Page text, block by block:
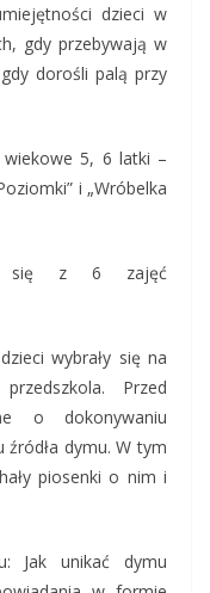
dzieci w
gdy przebywają w
dorośli palą przy
wiekowe 5, 6 latki –
i „Wróbelka
się z 6 zajęć
wybrały się na
Przed
o dokonywaniu
dymu. W tym
piosenki o nim i
Jak unikać dymu